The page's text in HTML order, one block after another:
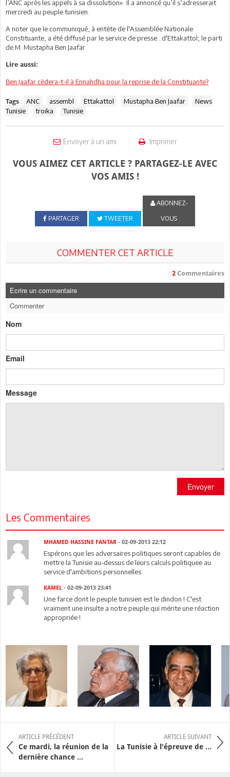
l’ANC après les appels à sa dissolution». Il a annoncé qu’il s’adresserait
mercredi au peuple tunisien.
A noter que le communiqué, à entête de l'Assemblée Nationale
Constituante, a été diffusé par le service de presse...d'Ettakattol; le parti
de M. Mustapha Ben Jaafar.
Lire aussi:
Ben Jaafar cèdera-t-il à Ennahdha pour la reprise de la Constituante?
Tags : ANC assembl Ettakattol Mustapha Ben Jaafar
News
Tunisie
troika Tunisie
Envoyer à un ami Imprimer
VOUS AIMEZ CET ARTICLE ? PARTAGEZ-LE AVEC
VOS AMIS !
PARTAGER TWEETER
ABONNEZ-
VOUS
COMMENTER CET ARTICLE
2 Commentaires
Ecrire un commentaire
Commenter
Nom
Email
Message
Envoyer
Les Commentaires
MHAMED HASSINE FANTAR - 02-09-2013 22:12
Espérons que les adversaires politiques seront capables de
mettre la Tunisie au-dessus de leurs calculs politiquee au
service d'ambitions personnelles.
KAMEL - 02-09-2013 23:41
Une farce dont le peuple tunisien est le dindon ! C'est
vraiment une insulte a notre peuple qui mérite une réaction
appropriée !
ARTICLE PRÉCÉDENT
Ce mardi, la réunion de la
dernière chance ...
ARTICLE SUIVANT
La Tunisie à l'épreuve de ...